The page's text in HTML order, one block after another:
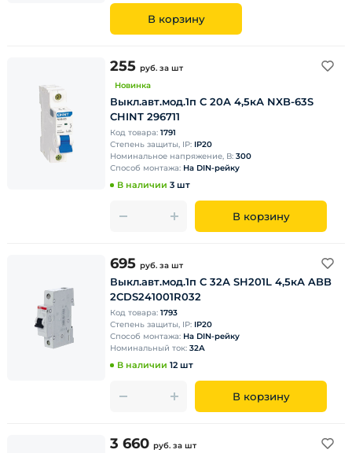
В корзину
255 руб. за шт
Новинка
Выкл.авт.мод.1п C 20А 4,5кА NXB-63S
CHINT 296711
Код товара: 1791
Степень защиты, IP: IP20
Номинальное напряжение, В: 300
Способ монтажа: На DIN-рейку
В наличии 3 шт
В корзину
695 руб. за шт
Выкл.авт.мод.1п C 32А SH201L 4,5кА ABB
2CDS241001R032
Код товара: 1793
Степень защиты, IP: IP20
Способ монтажа: На DIN-рейку
Номинальный ток: 32А
В наличии 12 шт
В корзину
3 660 руб. за шт